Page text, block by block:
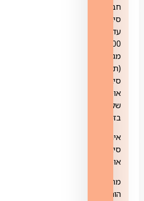
חבילת
סיבים
עד
300
מגה
(תשתית
סיבים
אופטיים
של
בזק)
אינטרנט
סיבים
אופטיים
מהירות
הורדה